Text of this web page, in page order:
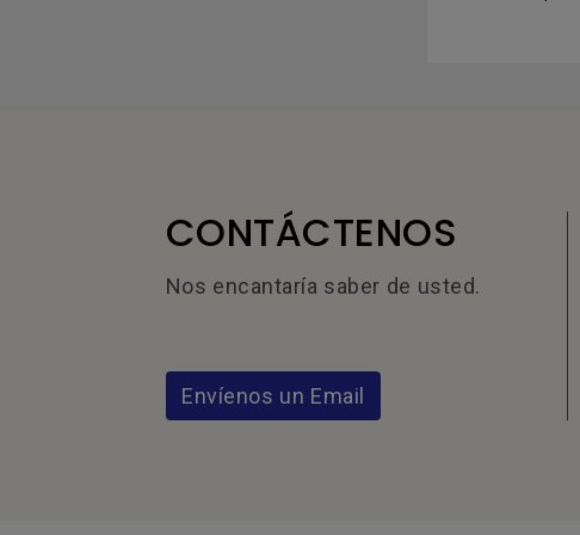
CONTÁCTENOS
Nos encantaría saber de usted.
Envíenos un Email